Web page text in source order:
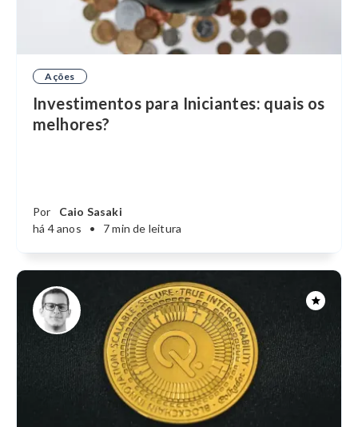
Ações
Investimentos para Iniciantes: quais os
melhores?
Por
Caio Sasaki
há 4 anos
• 7 min de leitura